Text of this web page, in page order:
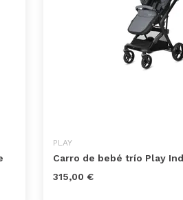
PLAY
Carro de bebé trío Play
315,00 €